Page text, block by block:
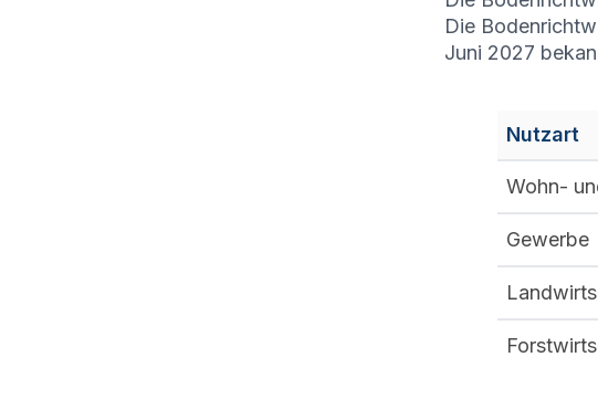
Die
Juni 2027
Nutzart
Wohn-
Gewerbe